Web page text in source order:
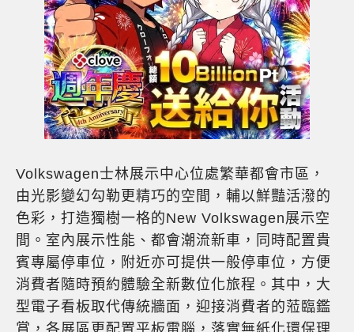
Volkswagen士林展示中心位處繁華都會市區，
由光影變幻勾勒更精巧的空間，輔以鮮豔活潑的
色彩，打造獨樹一格的New Volkswagen展示空
間。室內展示性能、都會潮流新車，同時配置貴
賓專屬停車位，附近亦可提供一般停車位，方便
消費者隨時預約體驗全新數位化旅程。其中，大
型電子看板取代傳統牆面，迎接消費者的蒞臨鑑
賞，各展區更配置平板電腦，落實無紙化環保理